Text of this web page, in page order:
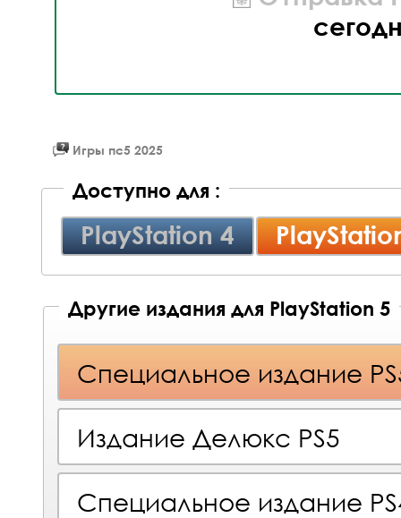
Игры пс5 2025
Доступно для :
PlayStation 4
Другие издания для PlayStation 5
Специальное издание
Издание Делюкс PS5
Специальное издание